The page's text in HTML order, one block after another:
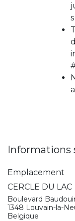
Informations
Emplacement
CERCLE DU LAC
Boulevard
1348 Louvain-la-
Belgique